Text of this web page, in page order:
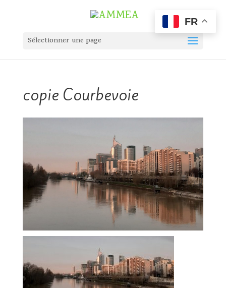
Sélectionner une page
copie Courbevoie
FR